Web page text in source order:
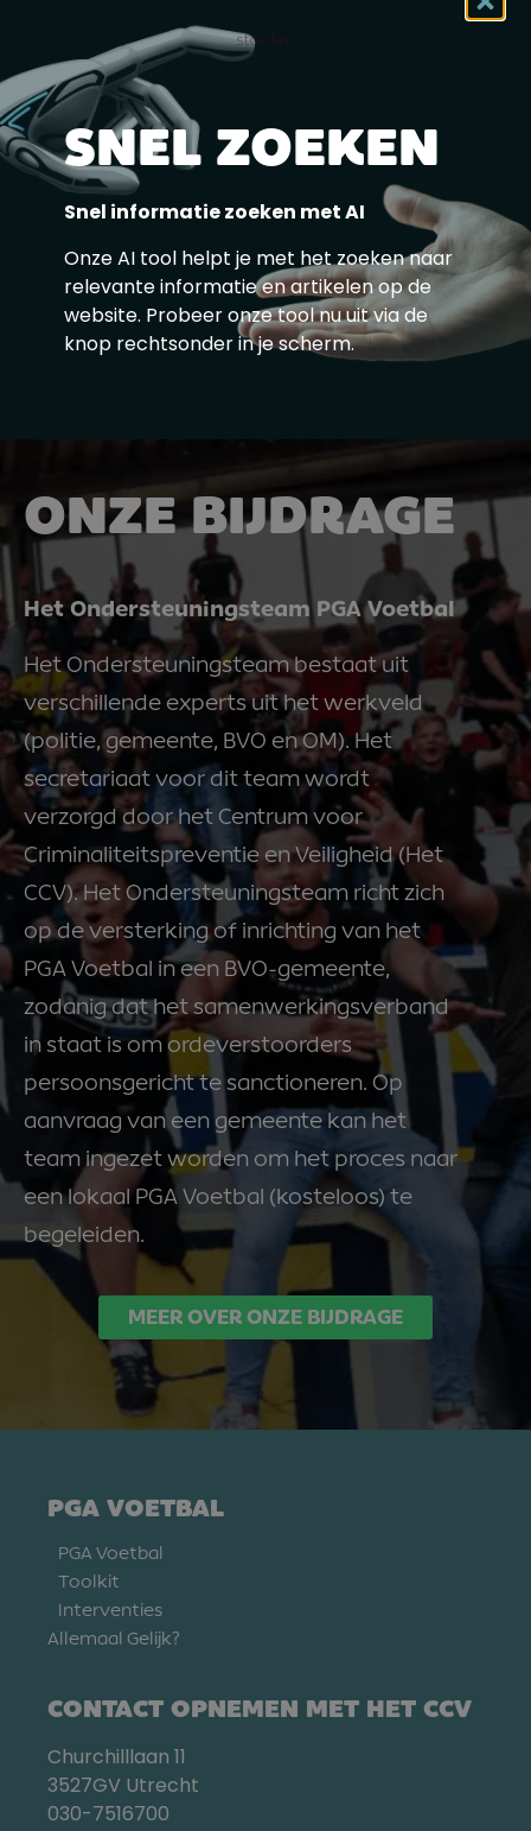
goed,” aldus een woordvoerder van de KNVB. “Zelf
hebben we twee weken geleden de maatregelen
voor de veiligheid op het veld aangescherpt. Mooi als
we gezamenlijk meer stappen kunnen zetten.”
De bond heeft op dit moment geen actuele cijfers van
overtredingen van door clubs opgelegde lokale
stadionverboden. Yesilgöz is met de KNVB in overleg
over op welke wijze en welke frequentie dit inzichtelijk
gemaakt kan worden.
De plannen van de minister staan beschreven in het
Kamerstuk Voetbal en veiligheid.
ONZE BIJDRAGE
Het Ondersteuningsteam PGA Voetbal
Het Ondersteuningsteam bestaat uit
verschillende experts uit het werkveld
(politie, gemeente, BVO en OM). Het
secretariaat voor dit team wordt
verzorgd door het Centrum voor
Criminaliteitspreventie en Veiligheid (Het
CCV). Het Ondersteuningsteam richt zich
op de versterking of inrichting van het
PGA Voetbal in een BVO-gemeente,
zodanig dat het samenwerkingsverband
in staat is om ordeverstoorders
persoonsgericht te sanctioneren. Op
aanvraag van een gemeente kan het
team ingezet worden om het proces naar
een lokaal PGA Voetbal (kosteloos) te
begeleiden.
MEER OVER ONZE BIJDRAGE
PGA VOETBAL
PGA Voetbal
Toolkit
Interventies
Allemaal Gelijk?
CONTACT OPNEMEN MET HET CCV
Churchilllaan 11
3527GV Utrecht
030-7516700
stoelen
SNEL ZOEKEN
Snel informatie zoeken met AI
Onze AI tool helpt je met het zoeken naar
relevante informatie en artikelen op de
website. Probeer onze tool nu uit via de
knop rechtsonder in je scherm.